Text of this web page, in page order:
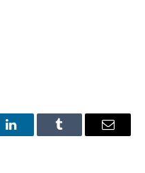
LinkedInTumblr Email